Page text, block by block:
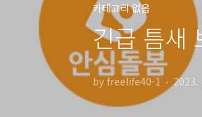
카테고리 없음
긴급 틈새
by freelife40-1 2023.